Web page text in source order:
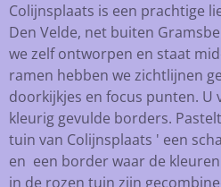
Colijnsplaats is een prachtige
Den Velde, net buiten
we zelf ontworpen en staat
ramen hebben we zichtlijnen
doorkijkjes en focus punten. U
kleurig gevulde borders.
tuin van Colijnsplaats ' een
en een border waar de
in de rozen tuin zijn